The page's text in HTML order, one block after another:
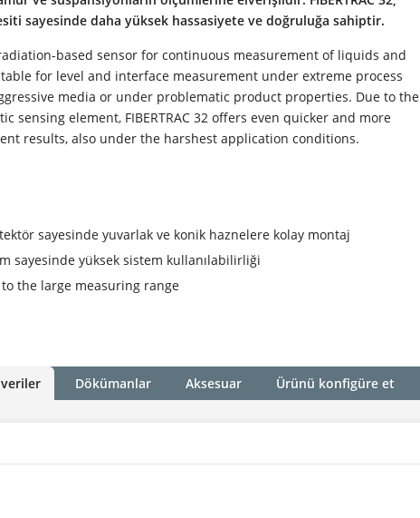
sayesinde daha yüksek hassasiyete ve doğruluğa sahiptir.
radiation-based sensor for continuous measurement of liquids and
for level and interface measurement under extreme process
media or under problematic product properties. Due to the
sensing element, FIBERTRAC 32 offers even quicker and more
results, also under the harshest application conditions.
sayesinde yuvarlak ve konik haznelere kolay montaj
sayesinde yüksek sistem kullanılabilirliği
the large measuring range
Dökümanlar Aksesuar Ürünü konfigüre et